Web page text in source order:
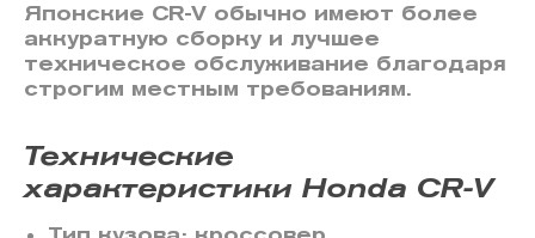
Японские CR-V обычно имеют более
аккуратную сборку и лучшее
техническое обслуживание благодаря
строгим местным требованиям.
Технические
характеристики Honda CR-V